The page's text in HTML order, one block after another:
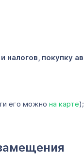
налогов, покупку
его можно на карте);